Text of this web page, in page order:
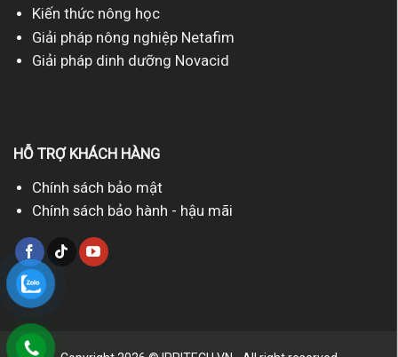
Kiến thức nông học
Giải pháp nông nghiệp Netafim
Giải pháp dinh dưỡng Novacid
HỖ TRỢ KHÁCH HÀNG
Chính sách bảo mật
Chính sách bảo hành - hậu mãi